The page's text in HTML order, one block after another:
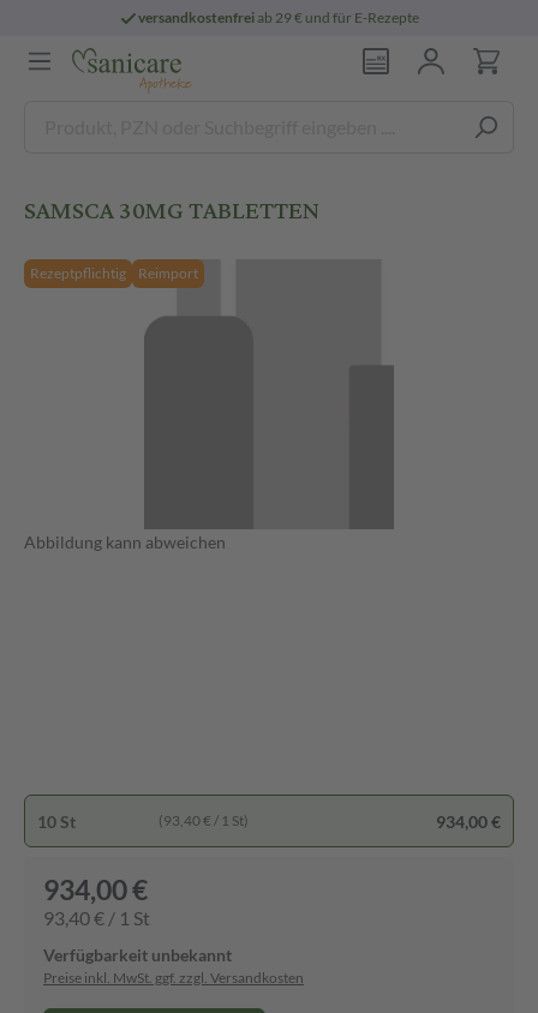
versandkostenfreiab 29 € und für E-Rezepte
SAMSCA 30MG TABLETTEN
Rezeptpflichtig Reimport
Abbildung kann abweichen
10 St (93,40 € / 1 St) 934,00 €
934,00 €
93,40 € / 1 St
Verfügbarkeit unbekannt
Preise inkl. MwSt. ggf. zzgl. Versandkosten